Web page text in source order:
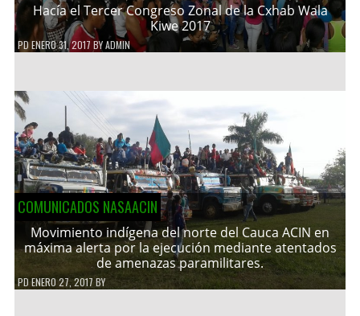
Hacía el Tercer Congreso Zonal de la Cxhab Wala
Kiwe 2017
PDENERO 31, 2017 BYADMIN
COMUNICADOS NASAACIN
Movimiento indígena del norte del Cauca ACIN en
máxima alerta por la ejecución mediante atentados
de amenazas paramilitares.
PDENERO 27, 2017 BY